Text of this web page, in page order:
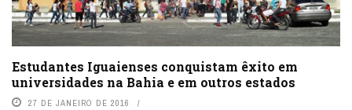
Estudantes Iguaienses conquistam êxito em
universidades na Bahia e em outros estados
27 DE JANEIRO DE 2016